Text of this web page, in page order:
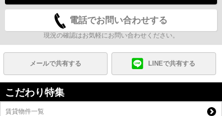
電話でお問い合わせする
現況の確認はお気軽にお問い合わせください。
メールで共有する LINEで共有する
こだわり特集
賃貸物件一覧